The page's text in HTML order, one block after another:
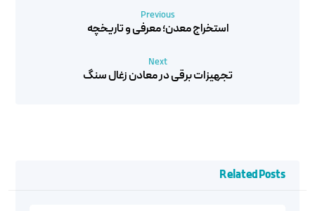
Previous
استخراج معدن؛ معرفی و تاریخچه
Next
تجهیزات برقی در معادن زغال سنگ
Related Posts